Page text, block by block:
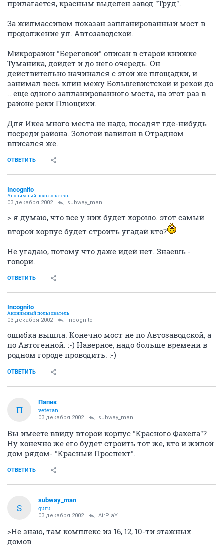
прилагается, красным выделен завод "Труд".
За жилмассивом показан запланированный мост в
продолжение ул. Автозаводской.
Микрорайон "Береговой" описан в старой книжке
Туманика, дойдет и до него очередь. Он
действительно начинался с этой же площадки, и
занимал весь клин межу Большевистской и рекой до
.. еще одного запланированного моста, на этот раз в
районе реки Плющихи.
Для Икеа много места не надо, посадят где-нибудь
посреди района. Золотой вавилон в Отрадном
вписался же.
ОТВЕТИТЬ
Incognito
Анонимный пользователь
03 декабря 2002 subway_man
> я думаю, что все у них будет хорошо. этот самый
второй корпус будет строить угадай кто?
Не угадаю, потому что даже идей нет. Знаешь -
говори.
ОТВЕТИТЬ
Incognito
Анонимный пользователь
03 декабря 2002 Incognito
ошибка вышла. Конечно мост не по Автозаводской, а
по Автогенной. :-) Наверное, надо больше времени в
родном городе проводить. :-)
ОТВЕТИТЬ
П
Папик
veteran
03 декабря 2002 subway_man
Вы имеете ввиду второй корпус "Красного Факела"?
Ну конечно же его будет строить тот же, кто и жилой
дом рядом- "Красный Проспект".
ОТВЕТИТЬ
S
subway_man
guru
03 декабря 2002 AirPlaY
>Не знаю, там комплекс из 16, 12, 10-ти этажных
домов